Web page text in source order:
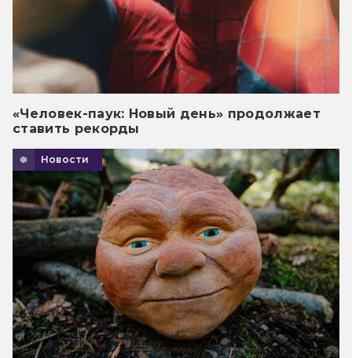
«Человек-паук: Новый день» продолжает
ставить рекорды
Новости